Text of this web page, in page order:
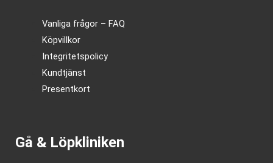
Vanliga frågor – FAQ
Köpvillkor
Integritetspolicy
Kundtjänst
Presentkort
Gå & Löpkliniken